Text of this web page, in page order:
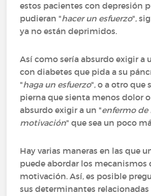
estos pacientes con depresión
pudieran "hacer un esfuerzo",
ya no están deprimidos.
Así como sería absurdo exigir a
con diabetes que pida a su
"haga un esfuerzo", o a otro que
pierna que sienta menos dolor o
absurdo exigir a un "enfermo de
motivación" que sea un poco
Hay varias maneras en las que
puede abordar los mecanismos
motivación. Así, es posible
sus determinantes relacionadas